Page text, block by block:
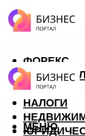
ФОРЕКС
БИЗНЕС
КРЕДИТЫ
НАЛОГИ
МЕНЮ